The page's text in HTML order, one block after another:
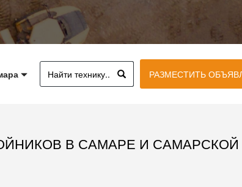
РАЗМЕСТИТЬ
В САМАРЕ И САМАРСКОЙ